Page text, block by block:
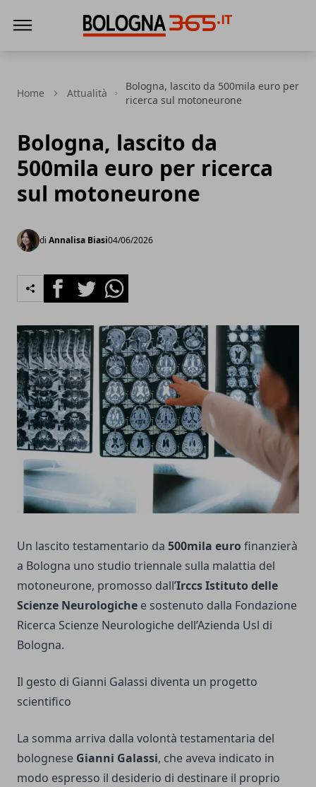
Home Attualità
Bologna, lascito da 500mila euro per
ricerca sul motoneurone
Bologna, lascito da
500mila euro per ricerca
sul motoneurone
di Annalisa Biasi04/06/2026
FacebookTwitterWhatsapp
Un lascito testamentario da 500mila euro finanzierà
a Bologna uno studio triennale sulla malattia del
motoneurone, promosso dall’Irccs Istituto delle
Scienze Neurologiche e sostenuto dalla Fondazione
Ricerca Scienze Neurologiche dell’Azienda Usl di
Bologna.
Il gesto di Gianni Galassi diventa un progetto
scientifico
La somma arriva dalla volontà testamentaria del
bolognese Gianni Galassi, che aveva indicato in
modo espresso il desiderio di destinare il proprio